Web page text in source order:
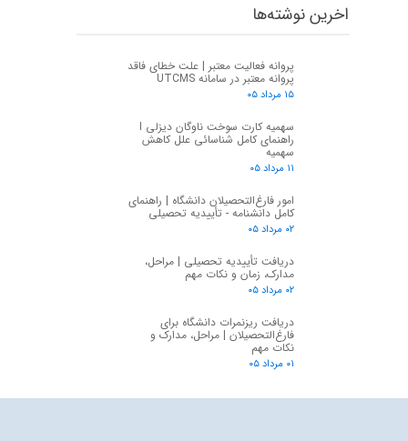
پروانه فعالیت معتبر | علت خطای فاقد
پروانه معتبر در سامانه UTCMS
۱۵ مرداد ۰۵
سهمیه کارت سوخت ناوگان دیزلی I
راهنمای کامل شناسائی علل کاهش
سهمیه
۱۱ مرداد ۰۵
امور فارغ‌التحصیلان دانشگاه | راهنمای
کامل دانشنامه - تأییدیه تحصیلی
۰۲ مرداد ۰۵
دریافت تأییدیه تحصیلی | مراحل،
مدارک، زمان و نکات مهم
۰۲ مرداد ۰۵
دریافت ریزنمرات دانشگاه برای
فارغ‌التحصیلان | مراحل، مدارک و
نکات مهم
۰۱ مرداد ۰۵
اخرین نوشته‌ها